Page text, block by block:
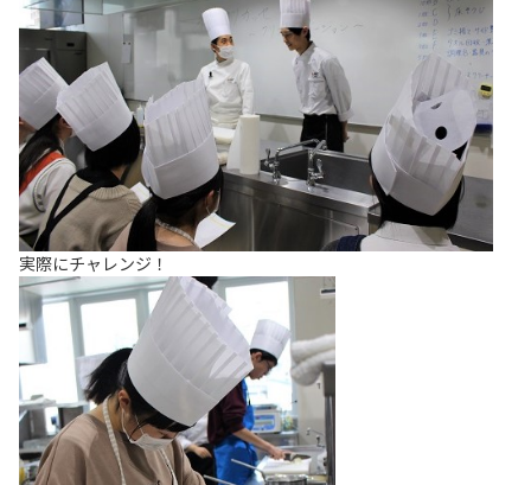
実際にチャレンジ！